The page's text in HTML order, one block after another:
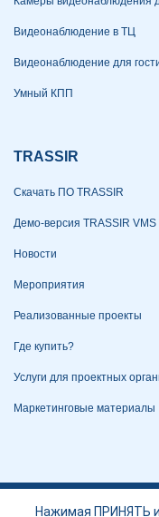
Видеонаблюдение в ТЦ
Видеонаблюдение для
Умный КПП
TRASSIR
Скачать ПО TRASSIR
Демо-версия TRASSIR VMS
Новости
Мероприятия
Реализованные проекты
Где купить?
Услуги для проектных
Маркетинговые материалы
Политика
Нажимая ПРИНЯТЬ